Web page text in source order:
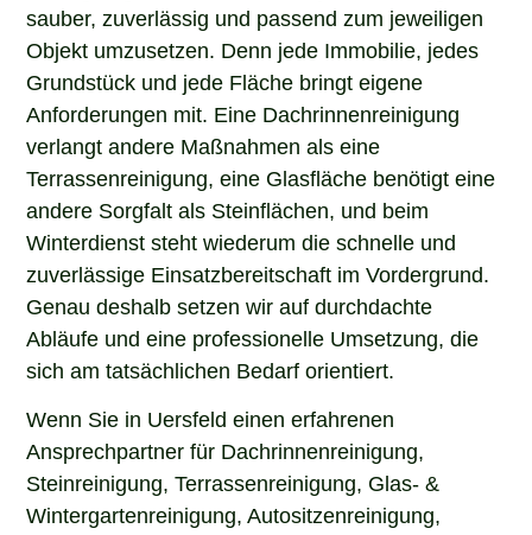
sauber, zuverlässig und passend zum jeweiligen
Objekt umzusetzen. Denn jede Immobilie, jedes
Grundstück und jede Fläche bringt eigene
Anforderungen mit. Eine Dachrinnenreinigung
verlangt andere Maßnahmen als eine
Terrassenreinigung, eine Glasfläche benötigt eine
andere Sorgfalt als Steinflächen, und beim
Winterdienst steht wiederum die schnelle und
zuverlässige Einsatzbereitschaft im Vordergrund.
Genau deshalb setzen wir auf durchdachte
Abläufe und eine professionelle Umsetzung, die
sich am tatsächlichen Bedarf orientiert.
Wenn Sie in Uersfeld einen erfahrenen
Ansprechpartner für Dachrinnenreinigung,
Steinreinigung, Terrassenreinigung, Glas- &
Wintergartenreinigung, Autositzenreinigung,